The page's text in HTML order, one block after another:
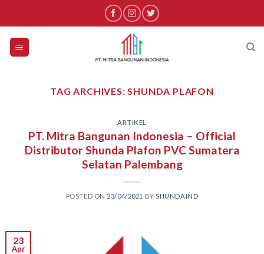
content
TAG ARCHIVES:SHUNDA PLAFON
ARTIKEL
PT. Mitra Bangunan Indonesia – Official
Distributor Shunda Plafon PVC Sumatera
Selatan Palembang
POSTED ON 23/04/2021 BY SHUNDAIND
23
Apr